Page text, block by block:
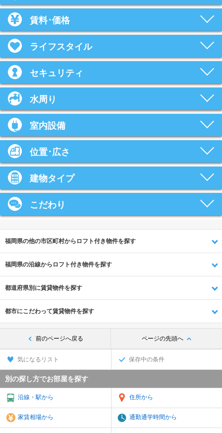
賃料･価格
ライフスタイル
セキュリティ
水周り
室内設備
位置･広さ
建物タイプ
こだわり
福岡県の他の市区町村からロフト付き物件を探す
福岡県の沿線からロフト付き物件を探す
都道府県別に賃貸物件を探す
都市にこだわって賃貸物件を探す
前のページへ戻る ページの先頭へ
気になるリスト 保存中の条件
別の探し方でお部屋を探す
沿線・駅から 住所から
家賃相場から 通勤通学時間から